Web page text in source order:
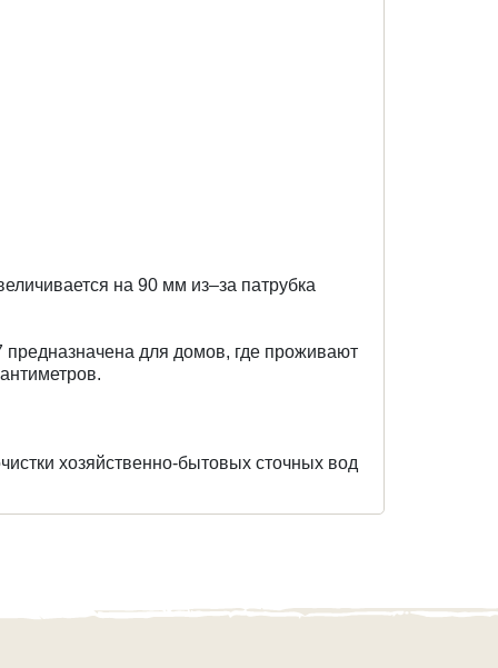
на 90 мм из–за патрубка
для домов, где проживают
хозяйственно-бытовых сточных вод